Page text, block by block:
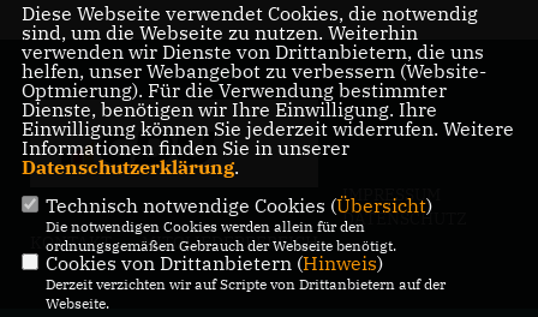
IMPRESSUM
DATENSCHUTZ
KONTAKT
MITGLIEDERBEREICH
Diese Webseite verwendet Cookies, die notwendig
sind, um die Webseite zu nutzen. Weiterhin
verwenden wir Dienste von Drittanbietern, die uns
helfen, unser Webangebot zu verbessern (Website-
Optmierung). Für die Verwendung bestimmter
Dienste, benötigen wir Ihre Einwilligung. Ihre
Einwilligung können Sie jederzeit widerrufen. Weitere
Informationen finden Sie in unserer
Datenschutzerklärung.
Technisch notwendige Cookies (Übersicht)
Die notwendigen Cookies werden allein für den
ordnungsgemäßen Gebrauch der Webseite benötigt.
Cookies von Drittanbietern (Hinweis)
Derzeit verzichten wir auf Scripte von Drittanbietern auf der
Webseite.